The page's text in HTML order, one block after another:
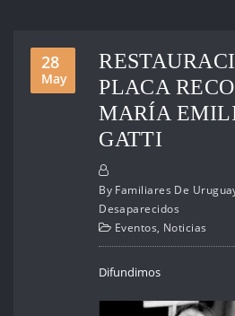
28
May
PLACA
MARÍA
GATTI
By Familiares De
Desaparecidos
Eventos, Noticias
Difundimos